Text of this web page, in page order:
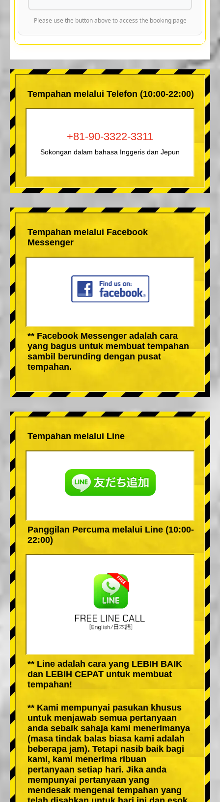
Please use the button above to access the booking page
Tempahan melalui Telefon (10:00-22:00)
+81-90-3322-3311
Sokongan dalam bahasa Inggeris dan Jepun
Tempahan melalui Facebook
Messenger
** Facebook Messenger adalah cara
yang bagus untuk membuat tempahan
sambil berunding dengan pusat
tempahan.
Tempahan melalui Line
Panggilan Percuma melalui Line (10:00-
22:00)
** Line adalah cara yang LEBIH BAIK
dan LEBIH CEPAT untuk membuat
tempahan!
** Kami mempunyai pasukan khusus
untuk menjawab semua pertanyaan
anda sebaik sahaja kami menerimanya
(masa tindak balas biasa kami adalah
beberapa jam). Tetapi nasib baik bagi
kami, kami menerima ribuan
pertanyaan setiap hari. Jika anda
mempunyai pertanyaan yang
mendesak mengenai tempahan yang